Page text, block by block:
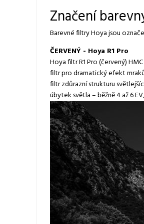
Značení
Barevné filtry Hoya jsou
ČERVENÝ - Hoya R1 Pro
Hoya filtr R1 Pro (červený)
filtr pro dramatický efekt
filtr zdůrazní strukturu
úbytek světla – běžně 4 až 6